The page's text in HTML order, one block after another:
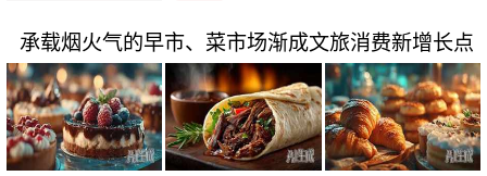
承载烟火气的早市、菜市场渐成文旅消费新增长点